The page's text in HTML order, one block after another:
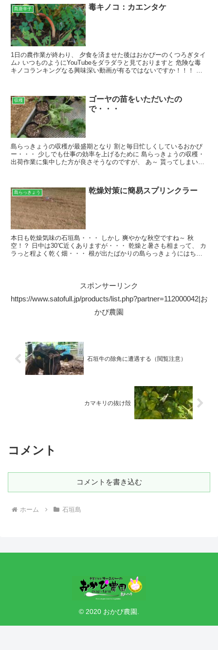
島唐辛子 毒キノコ：カエンタケ
1日の農作業が終わり、 夕食を済ませた後はおかぴーのくつろぎタイ
ム♪ いつものようにYouTubeをダラダラと見ておりますと 危険な毒
キノコランキングなる興味深い動画が有るではないですか！！！ 似
収穫
ゴーヤの苗をいただいたの
で・・・
島らっきょうの収穫が最盛期となり 割と毎日忙しくしているおかぴ
ー・・・ 少しでも仕事の効率を上げるために 島らっきょうの収穫・
出荷作業に集中した方が良さそうなのですが、 あ～ 貰ってしまいま
島らっきょう 乾燥対策に簡易スプリンクラー
本日も乾燥気味の石垣島・・・ しかし 爽やかな秋空ですね～ 秋
空！？ 日中は30℃近くありますが・・・ 乾燥と暑さも相まって、 カ
ラっと程よく乾く畑・・・ 根が出たばかりの島らっきょうにはちょ
スポンサーリンク
https://www.satofull.jp/products/list.php?partner=112000042|お
かぴ農園
石垣牛の除角に遭遇する（閲覧注意）
カマキリの抜け殻
コメント
コメントを書き込む
ホーム 石垣島
© 2020 おかぴ農園.